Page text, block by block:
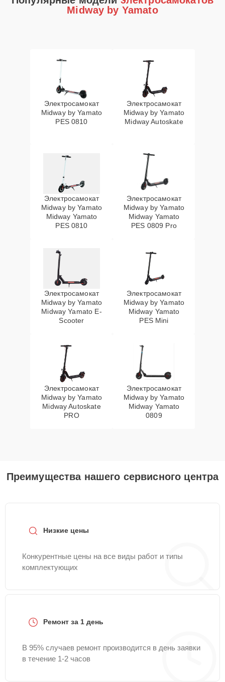
Midway by Yamato
Электросамокат
Midway by Yamato
PES 0810
Электросамокат
Midway by Yamato
Midway Autoskate
Электросамокат
Midway by Yamato
Midway Yamato
PES 0810
Электросамокат
Midway by Yamato
Midway Yamato
PES 0809 Pro
Электросамокат
Midway by Yamato
Midway Yamato E-
Scooter
Электросамокат
Midway by Yamato
Midway Yamato
PES Mini
Электросамокат
Midway by Yamato
Midway Autoskate
PRO
Электросамокат
Midway by Yamato
Midway Yamato
0809
Преимущества нашего сервисного центра
Низкие цены
Конкурентные цены на все виды работ и типы
комплектующих
Ремонт за 1 день
В 95% случаев ремонт производится в день заявки
в течение 1-2 часов